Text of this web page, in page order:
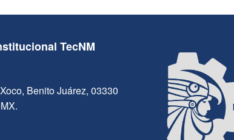
TecNM
Benito Juárez, 03330